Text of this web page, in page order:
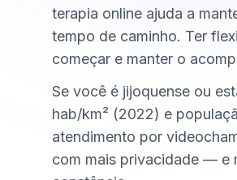
terapia online ajuda a
tempo de caminho. Ter
começar e manter o
Se você é jijoquense ou
hab/km² (2022) e
atendimento por
com mais privacidade — e